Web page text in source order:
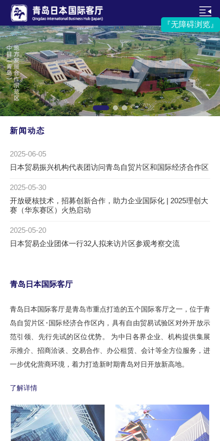
『无障碍浏览』
1 2 3
新闻动态
2025-06-05
日本贸易振兴机构代表团访问青岛自贸片区和国际经济合作区
2025-05-30
开放硬核技术，招募创新合作，助力企业国际化 | 2025理创大
赛（华东赛区）火热启动
2025-05-20
日本贸易企业团体一行32人拟来访片区参观考察交流
青岛日本国际客厅
青岛日本国际客厅是青岛市重点打造的五个国际客厅之一，位于青
岛自贸片区･国际经济合作区内，具有自由贸易试验区对外开放示
范引领、先行先试的区位优势。 为中日各界企业、机构提供集展
示推介、招商洽谈、交易合作、办公租赁、会计等全方位服务，进
一步优化营商环境，着力打造新时期青岛对日开放新高地。
了解详情